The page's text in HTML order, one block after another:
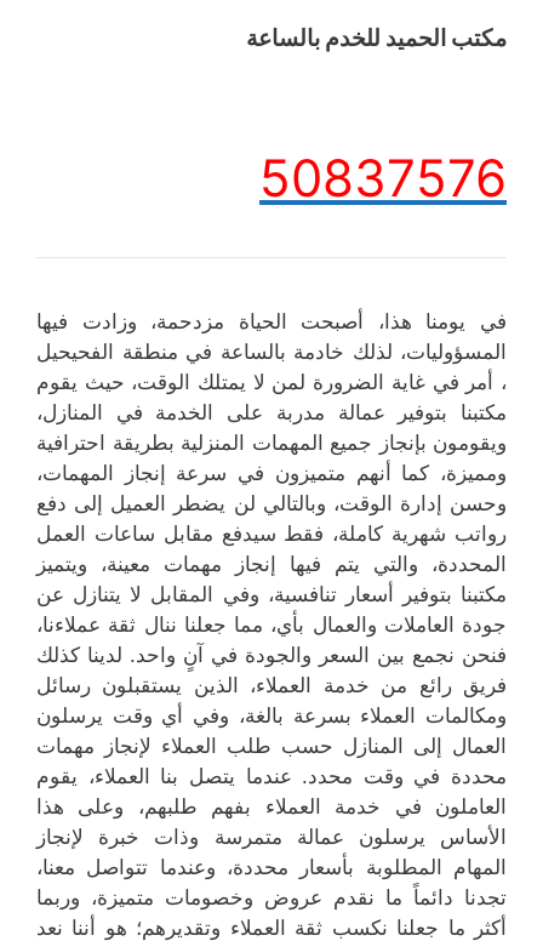
مكتب الحميد للخدم بالساعة
50837576
في يومنا هذا، أصبحت الحياة مزدحمة، وزادت فيها
المسؤوليات، لذلك خادمة بالساعة في منطقة الفحيحيل
، أمر في غاية الضرورة لمن لا يمتلك الوقت، حيث يقوم
مكتبنا بتوفير عمالة مدربة على الخدمة في المنازل،
ويقومون بإنجاز جميع المهمات المنزلية بطريقة احترافية
ومميزة، كما أنهم متميزون في سرعة إنجاز المهمات،
وحسن إدارة الوقت، وبالتالي لن يضطر العميل إلى دفع
رواتب شهرية كاملة، فقط سيدفع مقابل ساعات العمل
المحددة، والتي يتم فيها إنجاز مهمات معينة، ويتميز
مكتبنا بتوفير أسعار تنافسية، وفي المقابل لا يتنازل عن
جودة العاملات والعمال بأي، مما جعلنا ننال ثقة عملاءنا،
فنحن نجمع بين السعر والجودة في آنٍ واحد. لدينا كذلك
فريق رائع من خدمة العملاء، الذين يستقبلون رسائل
ومكالمات العملاء بسرعة بالغة، وفي أي وقت يرسلون
العمال إلى المنازل حسب طلب العملاء لإنجاز مهمات
محددة في وقت محدد. عندما يتصل بنا العملاء، يقوم
العاملون في خدمة العملاء بفهم طلبهم، وعلى هذا
الأساس يرسلون عمالة متمرسة وذات خبرة لإنجاز
المهام المطلوبة بأسعار محددة، وعندما تتواصل معنا،
تجدنا دائماً ما نقدم عروض وخصومات متميزة، وربما
أكثر ما جعلنا نكسب ثقة العملاء وتقديرهم؛ هو أننا نعد